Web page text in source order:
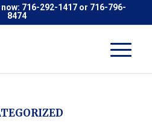
716-292-1417or 716-796-
8474